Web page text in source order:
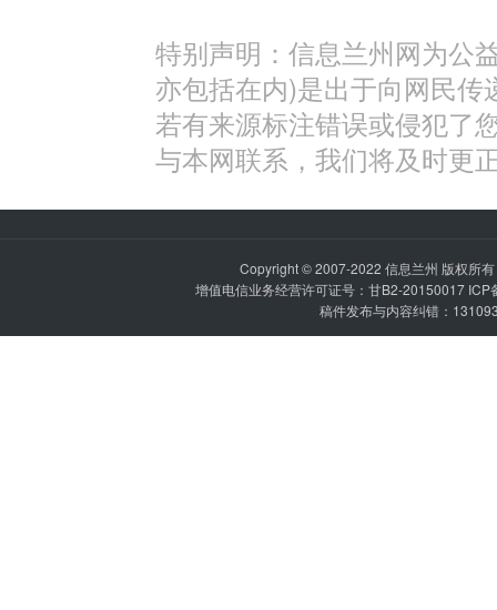
特别声明：信息兰州网为公
亦包括在内)是出于向网民
若有来源标注错误或侵犯了
与本网联系，我们将及时更
Copyright © 2007-2022 信息兰州 版权所
增值电信业务经营许可证号：甘B2-20150017 ICP
稿件发布与内容纠错：